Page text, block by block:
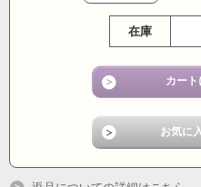
在庫